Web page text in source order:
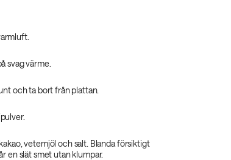
svag värme.
och ta bort från plattan.
vetemjöl och salt. Blanda försiktigt
en slät smet utan klumpar.